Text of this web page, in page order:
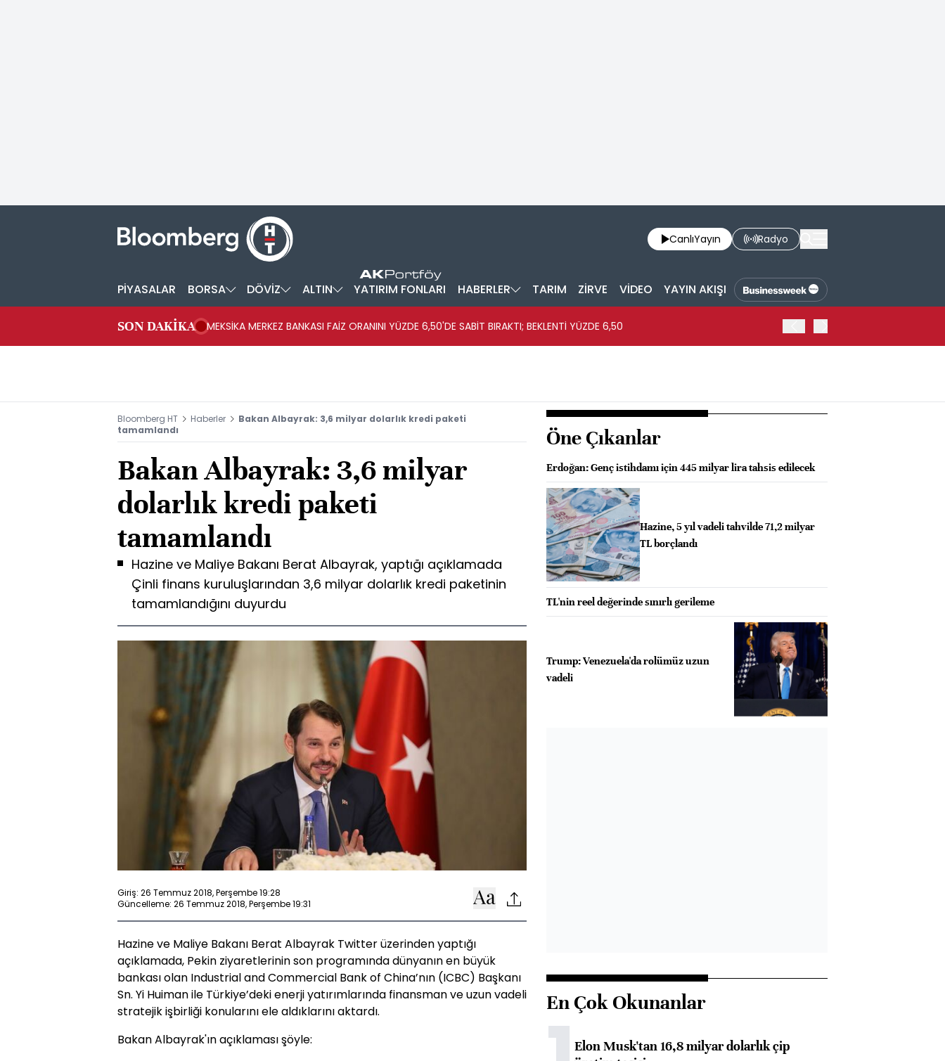
CanlıYayın Radyo
PİYASALAR BORSA DÖVİZ ALTIN YATIRIM FONLARI HABERLER TARIM ZİRVE VİDEO YAYIN AKIŞI
SON DAKİKA MEKSİKA MERKEZ BANKASI FAİZ ORANINI YÜZDE 6,50'DE SABİT BIRAKTI; BEKLENTİ YÜZDE 6,50
Bloomberg HT Haberler
Bakan Albayrak: 3,6 milyar dolarlık kredi paketi
tamamlandı
Bakan Albayrak: 3,6 milyar
dolarlık kredi paketi
tamamlandı
Hazine ve Maliye Bakanı Berat Albayrak, yaptığı açıklamada
Çinli finans kuruluşlarından 3,6 milyar dolarlık kredi paketinin
tamamlandığını duyurdu
Giriş: 26 Temmuz 2018, Perşembe 19:28
Güncelleme: 26 Temmuz 2018, Perşembe 19:31
Hazine ve Maliye Bakanı Berat Albayrak Twitter üzerinden yaptığı
açıklamada, Pekin ziyaretlerinin son programında dünyanın en büyük
bankası olan Industrial and Commercial Bank of China’nın (ICBC) Başkanı
Sn. Yi Huiman ile Türkiye’deki enerji yatırımlarında finansman ve uzun vadeli
stratejik işbirliği konularını ele aldıklarını aktardı.
Bakan Albayrak'ın açıklaması şöyle:
Öne Çıkanlar
Erdoğan: Genç istihdamı için 445 milyar lira tahsis edilecek
Hazine, 5 yıl vadeli tahvilde 71,2 milyar
TL borçlandı
TL'nin reel değerinde sınırlı gerileme
Trump: Venezuela'da rolümüz uzun
vadeli
En Çok Okunanlar
Elon Musk'tan 16,8 milyar dolarlık çip